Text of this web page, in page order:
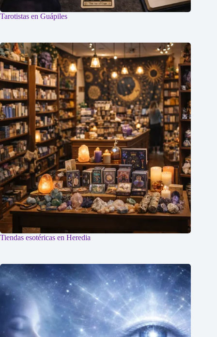
Tarotistas en Guápiles
Tiendas esotéricas en Heredia